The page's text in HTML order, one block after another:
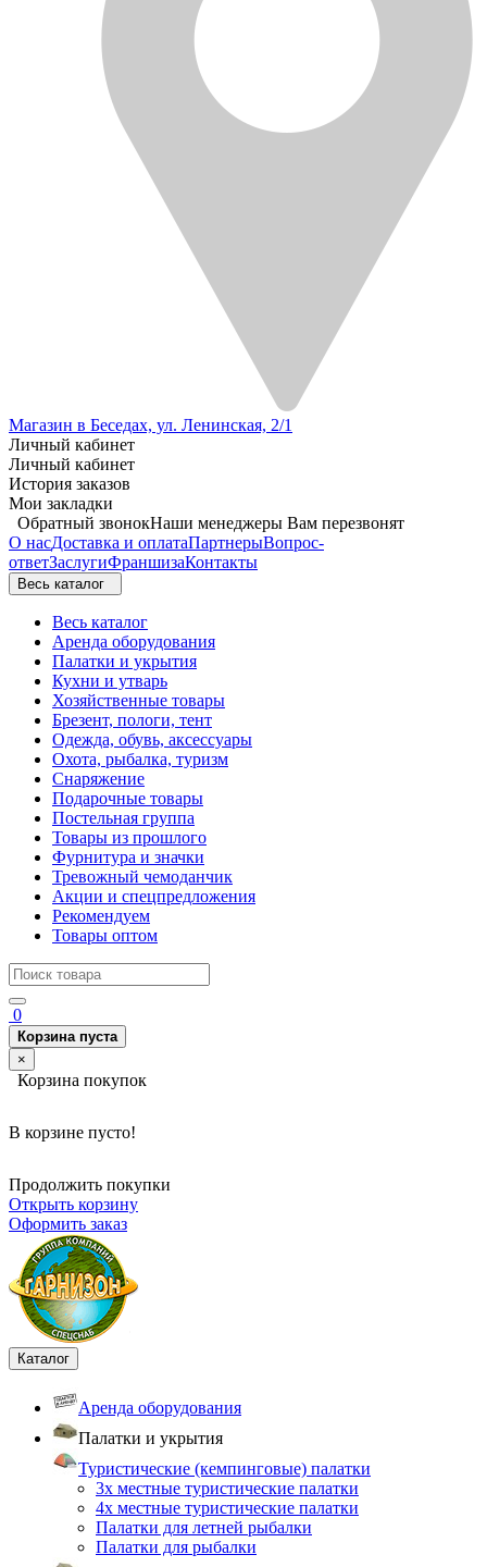
Магазин в Беседах, ул. Ленинская, 2/1
Личный кабинет
Личный кабинет
История заказов
Мои закладки
Обратный звонокНаши менеджеры Вам перезвонят
О насДоставка и оплатаПартнерыВопрос-
ответЗаслугиФраншизаКонтакты
Весь каталог
Весь каталог
Аренда оборудования
Палатки и укрытия
Кухни и утварь
Хозяйственные товары
Брезент, пологи, тент
Одежда, обувь, аксессуары
Охота, рыбалка, туризм
Снаряжение
Подарочные товары
Постельная группа
Товары из прошлого
Фурнитура и значки
Тревожный чемоданчик
Акции и спецпредложения
Рекомендуем
Товары оптом
0
Корзина пуста
×
Корзина покупок
В корзине пусто!
Продолжить покупки
Открыть корзину
Оформить заказ
Каталог
Аренда оборудования
Палатки и укрытия
Туристические (кемпинговые) палатки
3х местные туристические палатки
4х местные туристические палатки
Палатки для летней рыбалки
Палатки для рыбалки